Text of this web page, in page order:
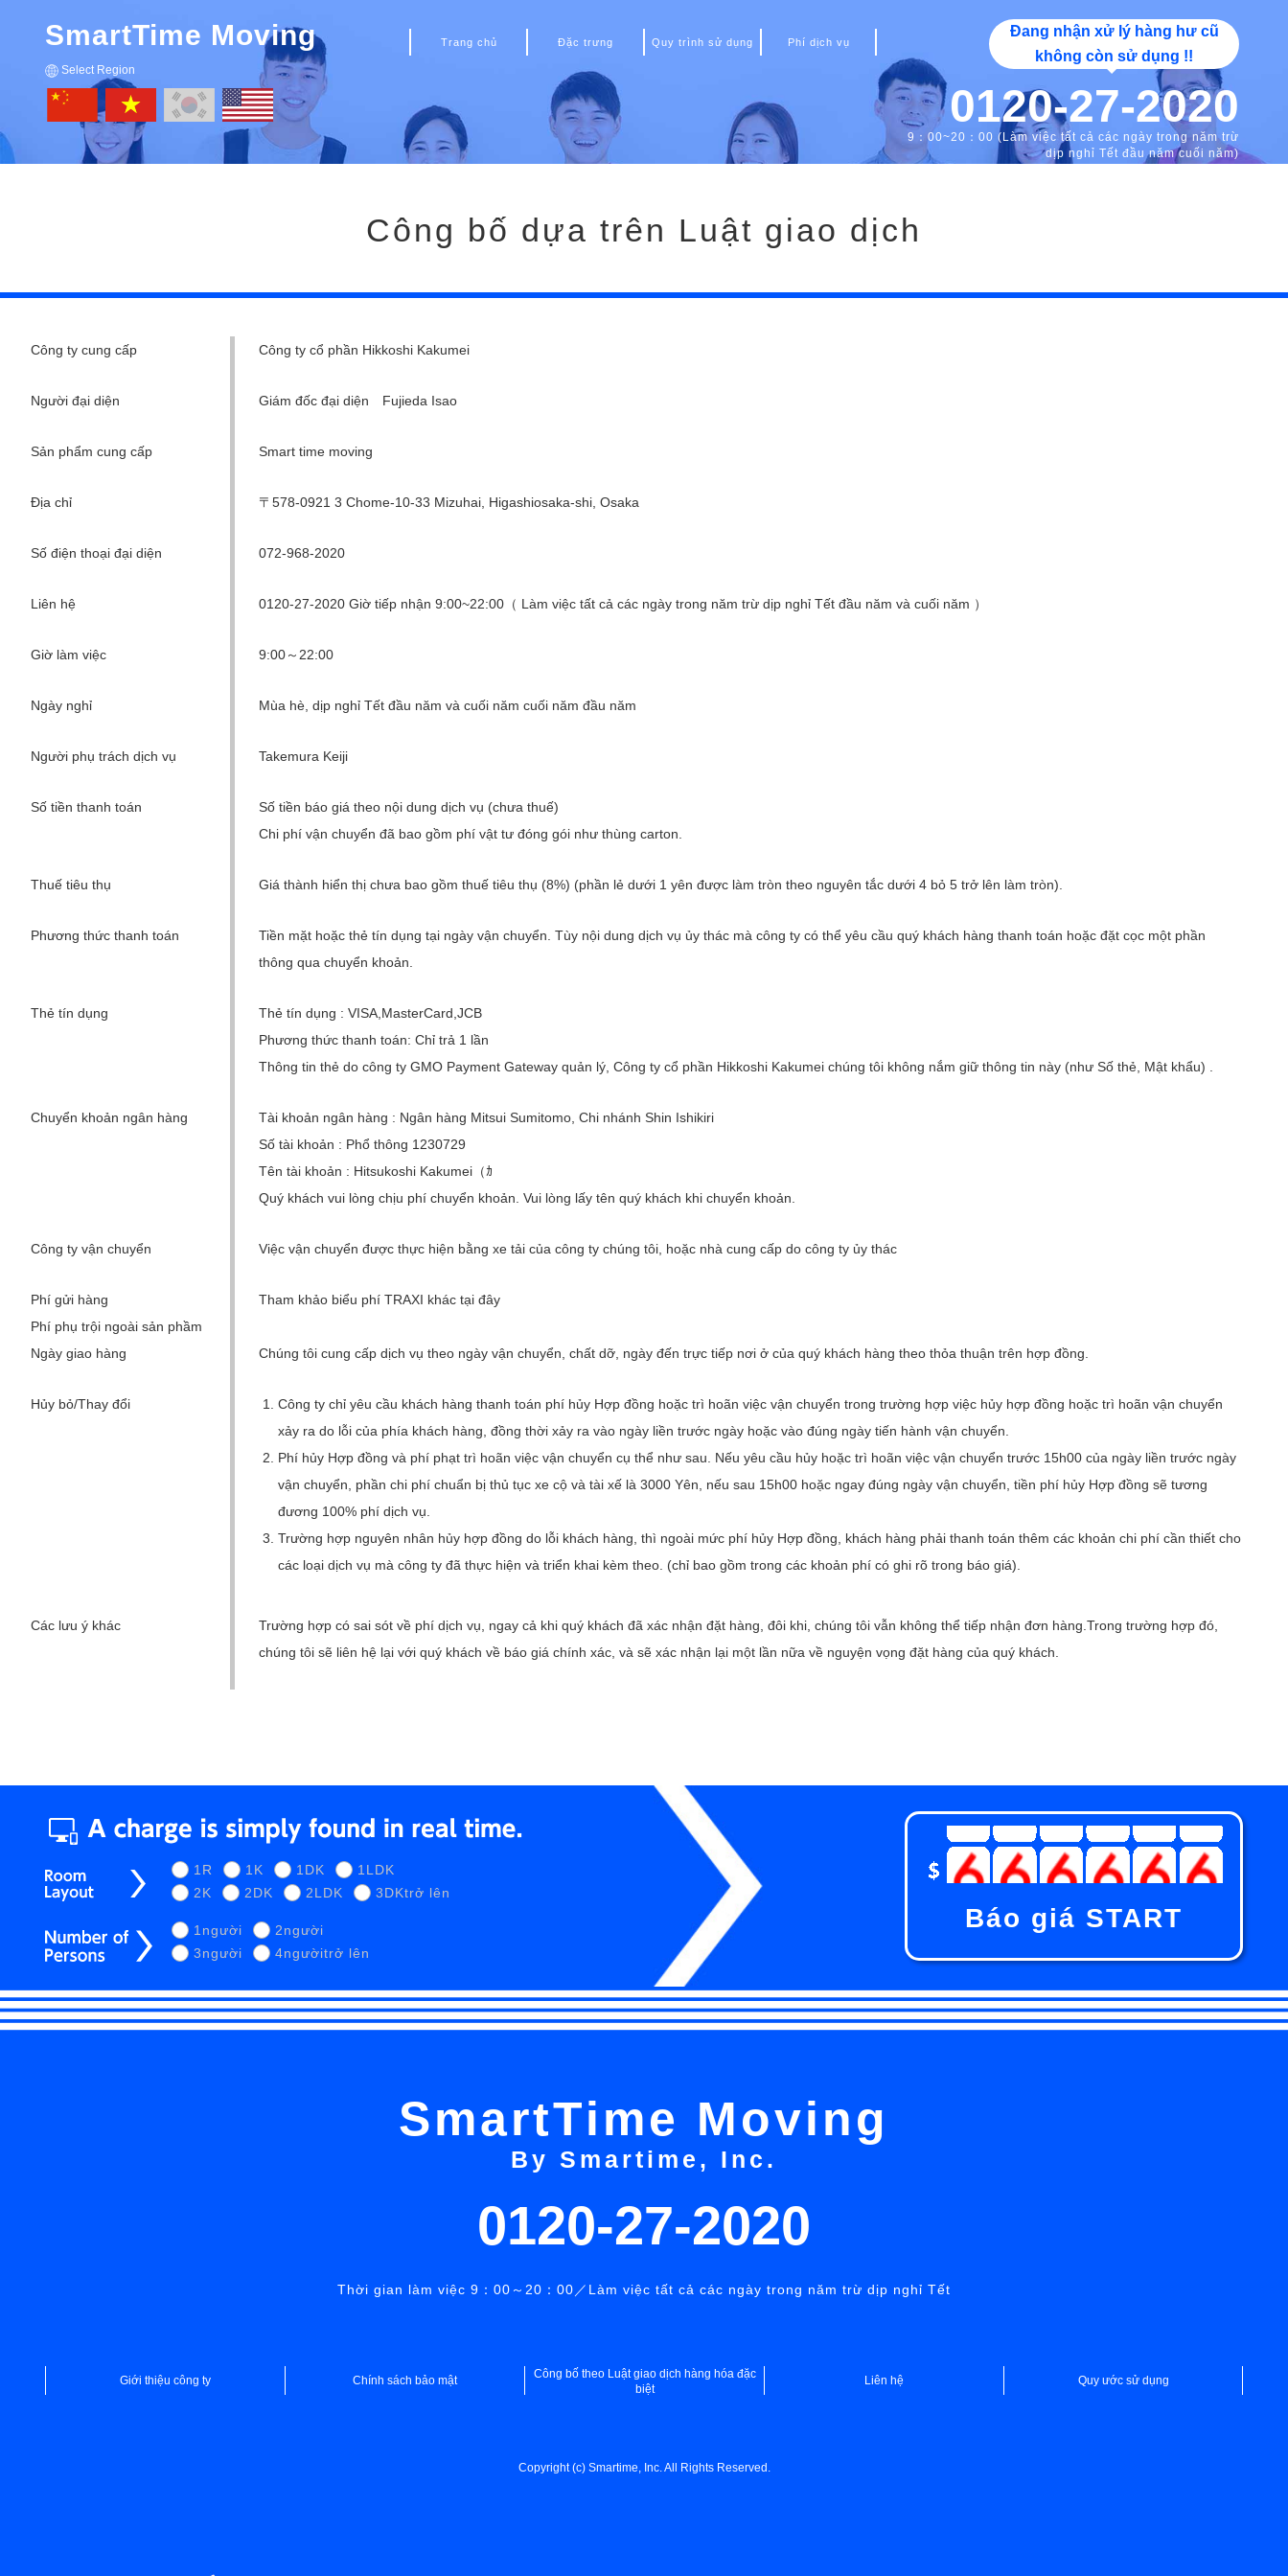
SmartTime Moving
Select Region
Trang chủ Đặc trưng Quy trình sử dụng Phí dịch vụ
Đang nhận xử lý hàng hư cũ
không còn sử dụng !!
0120-27-2020
9：00~20：00 (Làm việc tất cả các ngày trong năm trừ
dịp nghỉ Tết đầu năm cuối năm)
Công bố dựa trên Luật giao dịch
Công ty cung cấp Công ty cổ phần Hikkoshi Kakumei
Người đại diện Giám đốc đại diện Fujieda Isao
Sản phẩm cung cấp Smart time moving
Địa chỉ 〒578-0921 3 Chome-10-33 Mizuhai, Higashiosaka-shi, Osaka
Số điện thoại đại diện 072-968-2020
Liên hệ 0120-27-2020 Giờ tiếp nhận 9:00~22:00（ Làm việc tất cả các ngày trong năm trừ dịp nghỉ Tết đầu năm và cuối năm ）
Giờ làm việc 9:00～22:00
Ngày nghỉ Mùa hè, dịp nghỉ Tết đầu năm và cuối năm cuối năm đầu năm
Người phụ trách dịch vụ Takemura Keiji
Số tiền thanh toán
Số tiền báo giá theo nội dung dịch vụ (chưa thuế)
Chi phí vận chuyển đã bao gồm phí vật tư đóng gói như thùng carton.
Thuế tiêu thụ Giá thành hiển thị chưa bao gồm thuế tiêu thụ (8%) (phần lẻ dưới 1 yên được làm tròn theo nguyên tắc dưới 4 bỏ 5 trở lên làm tròn).
Phương thức thanh toán
Tiền mặt hoặc thẻ tín dụng tại ngày vận chuyển. Tùy nội dung dịch vụ ủy thác mà công ty có thể yêu cầu quý khách hàng thanh toán hoặc đặt cọc một phần
thông qua chuyển khoản.
Thẻ tín dụng
Thẻ tín dụng : VISA,MasterCard,JCB
Phương thức thanh toán: Chỉ trả 1 lần
Thông tin thẻ do công ty GMO Payment Gateway quản lý, Công ty cổ phần Hikkoshi Kakumei chúng tôi không nắm giữ thông tin này (như Số thẻ, Mật khẩu) .
Chuyển khoản ngân hàng
Tài khoản ngân hàng : Ngân hàng Mitsui Sumitomo, Chi nhánh Shin Ishikiri
Số tài khoản : Phổ thông 1230729
Tên tài khoản : Hitsukoshi Kakumei（ｶ
Quý khách vui lòng chịu phí chuyển khoản. Vui lòng lấy tên quý khách khi chuyển khoản.
Công ty vận chuyển Việc vận chuyển được thực hiện bằng xe tải của công ty chúng tôi, hoặc nhà cung cấp do công ty ủy thác
Phí gửi hàng
Phí phụ trội ngoài sản phầm
Tham khảo biểu phí TRAXI khác tại đây
Ngày giao hàng Chúng tôi cung cấp dịch vụ theo ngày vận chuyển, chất dỡ, ngày đến trực tiếp nơi ở của quý khách hàng theo thỏa thuận trên hợp đồng.
Hủy bỏ/Thay đổi
Công ty chỉ yêu cầu khách hàng thanh toán phí hủy Hợp đồng hoặc trì hoãn việc vận chuyển trong trường hợp việc hủy hợp đồng hoặc trì hoãn vận chuyển
xảy ra do lỗi của phía khách hàng, đồng thời xảy ra vào ngày liền trước ngày hoặc vào đúng ngày tiến hành vận chuyển.
Phí hủy Hợp đồng và phí phạt trì hoãn việc vận chuyển cụ thể như sau. Nếu yêu cầu hủy hoặc trì hoãn việc vận chuyển trước 15h00 của ngày liền trước ngày
vận chuyển, phần chi phí chuẩn bị thủ tục xe cộ và tài xế là 3000 Yên, nếu sau 15h00 hoặc ngay đúng ngày vận chuyển, tiền phí hủy Hợp đồng sẽ tương
đương 100% phí dịch vụ.
Trường hợp nguyên nhân hủy hợp đồng do lỗi khách hàng, thì ngoài mức phí hủy Hợp đồng, khách hàng phải thanh toán thêm các khoản chi phí cần thiết cho
các loại dịch vụ mà công ty đã thực hiện và triển khai kèm theo. (chỉ bao gồm trong các khoản phí có ghi rõ trong báo giá).
Các lưu ý khác
Trường hợp có sai sót về phí dịch vụ, ngay cả khi quý khách đã xác nhận đặt hàng, đôi khi, chúng tôi vẫn không thể tiếp nhận đơn hàng.Trong trường hợp đó,
chúng tôi sẽ liên hệ lại với quý khách về báo giá chính xác, và sẽ xác nhận lại một lần nữa về nguyện vọng đặt hàng của quý khách.
1R 1K 1DK
1LDK
2K
2DK 2LDK 3DKtrở lên
1người
2người
3người
4ngườitrở lên
Báo giá START
SmartTime Moving
By Smartime, Inc.
0120‐27‐2020
Thời gian làm việc 9：00～20：00／Làm việc tất cả các ngày trong năm trừ dịp nghỉ Tết
Giới thiệu công ty Chính sách bảo mật
Công bố theo Luật giao dịch hàng hóa đặc
biệt
Liên hệ Quy ước sử dụng
Copyright (c) Smartime, Inc. All Rights Reserved.